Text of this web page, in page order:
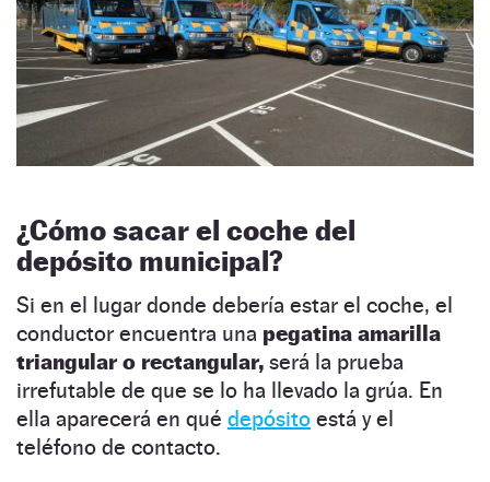
¿Cómo sacar el coche del
depósito municipal?
Si en el lugar donde debería estar el coche, el
conductor encuentra una pegatina amarilla
triangular o rectangular, será la prueba
irrefutable de que se lo ha llevado la grúa. En
ella aparecerá en qué depósito está y el
teléfono de contacto.